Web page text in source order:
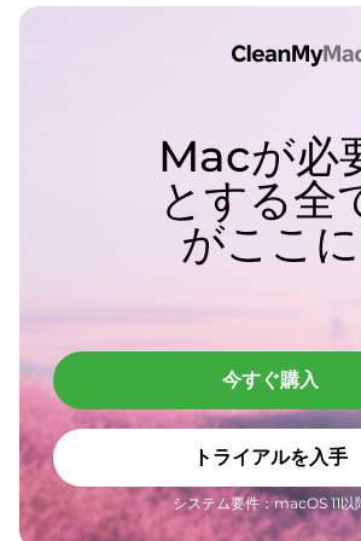
Macが必
とする全
がここに
今すぐ購入
トライアルを入手
システム要件：macOS 11以